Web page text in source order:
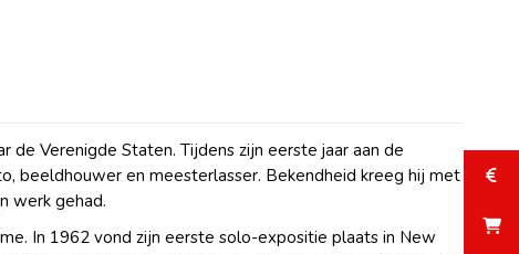
Verenigde Staten. Tijdens zijn eerste jaar aan de
beeldhouwer en meesterlasser. Bekendheid kreeg hij met
werk gehad.
In 1962 vond zijn eerste solo-expositie plaats in New